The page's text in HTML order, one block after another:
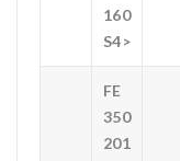
160
S4>
FE
350
201